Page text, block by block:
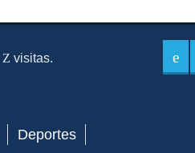
visitas.
Deportes